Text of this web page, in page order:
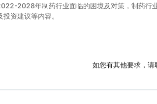
2028年制药行业面临的困境及对策，制药行
投资建议等内容。
如您有其他要求，请